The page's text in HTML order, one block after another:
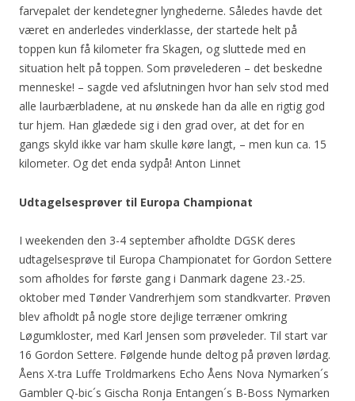
farvepalet der kendetegner lynghederne. Således havde det
været en anderledes vinderklasse, der startede helt på
toppen kun få kilometer fra Skagen, og sluttede med en
situation helt på toppen. Som prøvelederen – det beskedne
menneske! – sagde ved afslutningen hvor han selv stod med
alle laurbærbladene, at nu ønskede han da alle en rigtig god
tur hjem. Han glædede sig i den grad over, at det for en
gangs skyld ikke var ham skulle køre langt, – men kun ca. 15
kilometer. Og det enda sydpå! Anton Linnet
Udtagelsesprøver til Europa Championat
I weekenden den 3-4 september afholdte DGSK deres
udtagelsesprøve til Europa Championatet for Gordon Settere
som afholdes for første gang i Danmark dagene 23.-25.
oktober med Tønder Vandrerhjem som standkvarter. Prøven
blev afholdt på nogle store dejlige terræner omkring
Løgumkloster, med Karl Jensen som prøveleder. Til start var
16 Gordon Settere. Følgende hunde deltog på prøven lørdag.
Åens X-tra Luffe Troldmarkens Echo Åens Nova Nymarken´s
Gambler Q-bic´s Gischa Ronja Entangen´s B-Boss Nymarken